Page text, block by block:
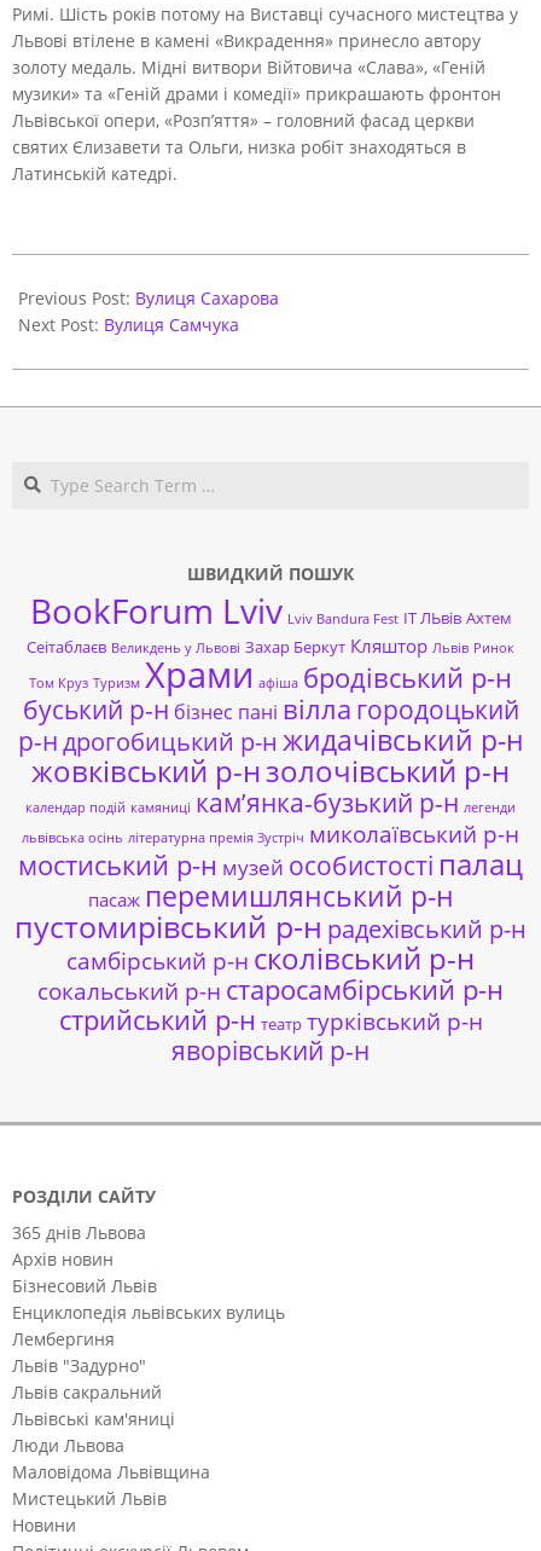
Римі. Шість років потому на Виставці сучасного мистецтва у
Львові втілене в камені «Викрадення» принесло автору
золоту медаль. Мідні витвори Війтовича «Слава», «Геній
музики» та «Геній драми і комедії» прикрашають фронтон
Львівської опери, «Розп’яття» – головний фасад церкви
святих Єлизавети та Ольги, низка робіт знаходяться в
Латинській катедрі.
06-
01
Previous Post: Вулиця Сахарова
Next Post: Вулиця Самчука
ШВИДКИЙ ПОШУК
BookForum Lviv Lviv Bandura Fest ІТ ЛЬвів Ахтем
Сеітаблаєв Великдень у Львові Захар Беркут Кляштор Львів Ринок
Том Круз Туризм Храми афіша бродівський р-н
буський р-н бізнес пані вілла городоцький
р-ндрогобицький р-н жидачівський р-н
жовківський р-нзолочівський р-н
календар подій камяниці кам’янка-бузький р-н легенди
львівська осінь літературна премія Зустріч миколаївський р-н
мостиський р-н музей особистості палац
пасаж перемишлянський р-н
пустомирівський р-н радехівський р-н
самбірський р-н сколівський р-н
сокальський р-н старосамбірський р-н
стрийський р-н театр турківський р-н
яворівський р-н
РОЗДІЛИ САЙТУ
365 днів Львова
Архів новин
Бізнесовий Львів
Енциклопедія львівських вулиць
Лембергиня
Львів "Задурно"
Львів сакральний
Львівські кам'яниці
Люди Львова
Маловідома Львівщина
Мистецький Львів
Новини